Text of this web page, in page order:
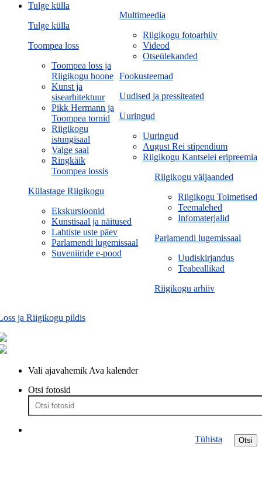
Multimeedia
Riigikogu fotoarhiiv
Videod
Otseülekanded
Fookusteemad
Uudised ja pressiteated
Uuringud
Uuringud
August Rei stipendium
Riigikogu Kantselei eripreemia
Riigikogu väljaanded
Riigikogu Toimetised
Teemalehed
Infomaterjalid
Parlamendi lugemissaal
Uudiskirjandus
Teabeallikad
Riigikogu arhiiv
Tulge külla
Tulge külla
Toompea loss
Toompea loss ja
Riigikogu hoone
Kunst ja
sisearhitektuur
Pikk Hermann ja
Toompea tornid
Riigikogu
istungisaal
Valge saal
Ringkäik
Toompea lossis
Külastage Riigikogu
Ekskursioonid
Kunstisaal ja näitused
Lahtiste uste päev
Parlamendi lugemissaal
Suveniiride e-pood
ja Riigikogu pildis
Vali ajavahemik Ava kalender
Otsi fotosid
Otsi
Tühista